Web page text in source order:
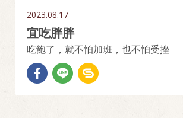
2023.08.17
宜吃胖胖
吃飽了，就不怕加班，也不怕受挫